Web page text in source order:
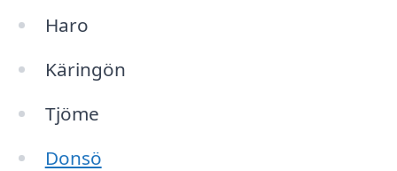
Haro
Käringön
Tjöme
Donsö